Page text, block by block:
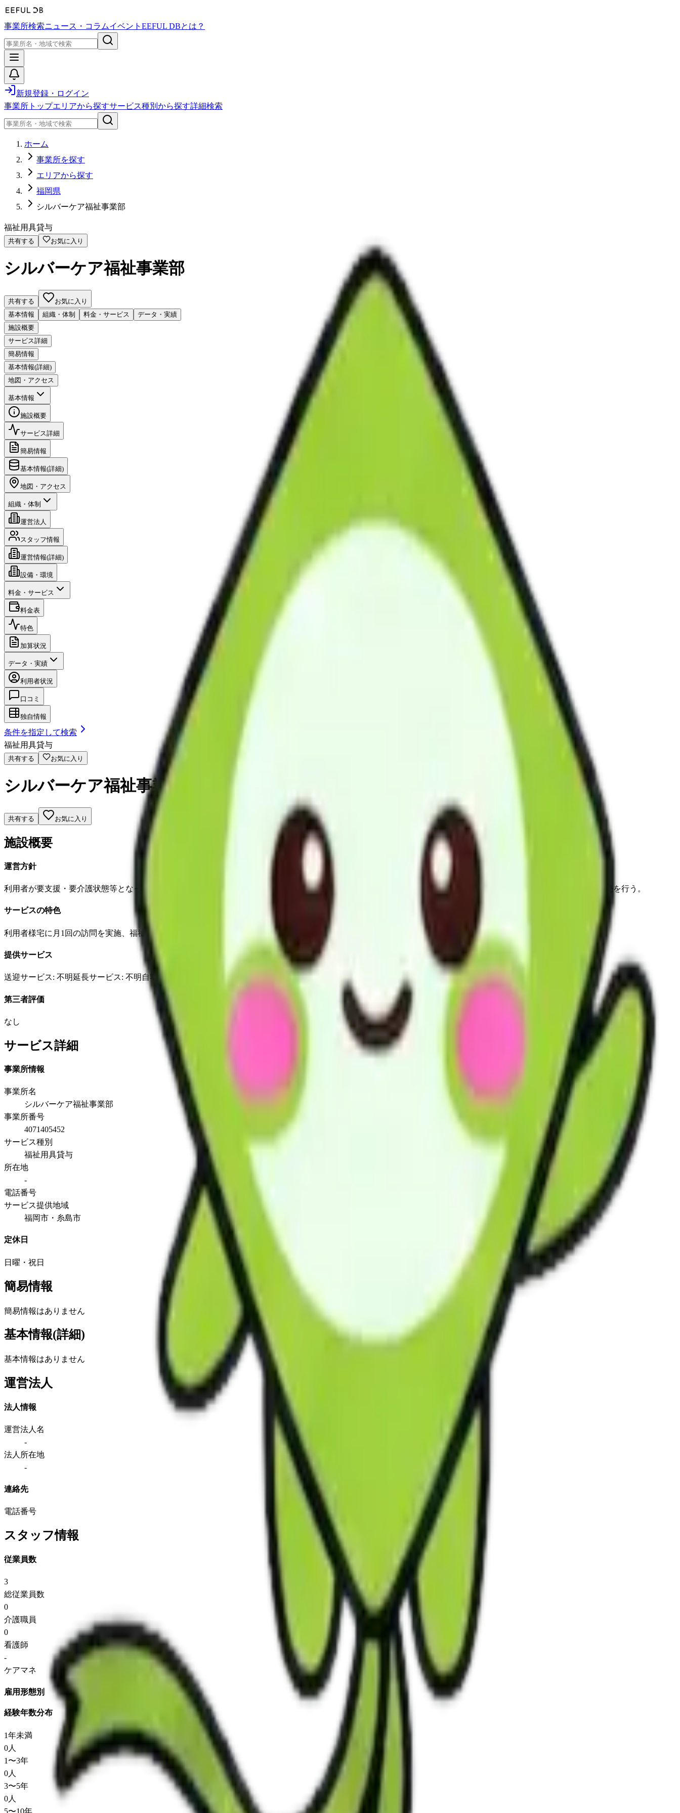
事業所検索ニュース・コラムイベント EEFUL DBとは？
新規登録・ログイン
事業所トップエリアから探すサービス種別から探す詳細検索
ホーム
事業所を探す
エリアから探す
福岡県
シルバーケア福祉事業部
福祉用具貸与
共有する お気に入り
シルバーケア福祉事業部
共有する
お気に入り
基本情報
組織・体制 料金・サービス
データ・実績
施設概要
サービス詳細
簡易情報
基本情報(詳細)
地図・アクセス
基本情報
施設概要
サービス詳細
簡易情報
基本情報(詳細)
地図・アクセス
組織・体制
運営法人
スタッフ情報
運営情報(詳細)
設備・環境
料金・サービス
料金表
特色
加算状況
データ・実績
利用者状況
口コミ
独自情報
条件を指定して検索
福祉用具貸与
共有する お気に入り
シルバーケア福祉事業部
共有する お気に入り
施設概要
運営方針
利用者が要支援・要介護状態等となった場合でも、可能な限り居宅において、その有する能力に応じ 自立した日常生活を営むことができるよう、福祉用具の貸与・販売を行う。
サービスの特色
利用者様宅に月1回の訪問を実施、福祉用具の利用状況、利用者の身体状況の把握に心掛けています。
提供サービス
送迎サービス: 不明延長サービス: 不明 自宅援助 損害賠償保険
第三者評価
なし
サービス詳細
事業所情報
事業所名
シルバーケア福祉事業部
事業所番号
4071405452
サービス種別
福祉用具貸与
所在地
-
電話番号
サービス提供地域
福岡市・糸島市
定休日
日曜・祝日
簡易情報
簡易情報はありません
基本情報(詳細)
基本情報はありません
運営法人
法人情報
運営法人名
-
法人所在地
-
連絡先
電話番号
スタッフ情報
従業員数
3
総従業員数
0
介護職員
0
看護師
-
ケアマネ
雇用形態別
経験年数分布
1年未満
0人
1〜3年
0人
3〜5年
0人
5〜10年